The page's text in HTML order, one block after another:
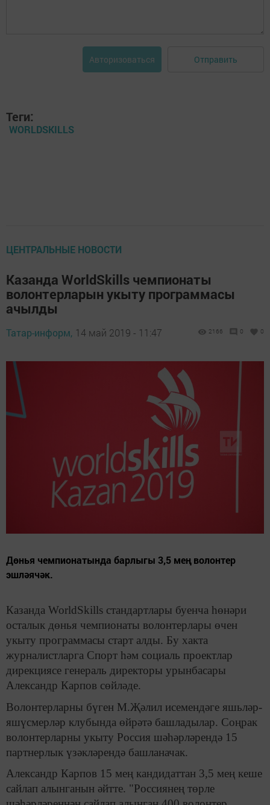
Авторизоваться Отправить
Теги:
WORLDSKILLS
ЦЕНТРАЛЬНЫЕ НОВОСТИ
Казанда WorldSkills чемпионаты
волонтерларын укыту программасы
ачылды
Татар-информ, 14 май 2019 - 11:47 2166 0 0
Дөнья чемпионатында барлыгы 3,5 мең волонтер
эшләячәк.
Казанда WorldSkills стандартлары буенча һөнәри
осталык дөнья чемпионаты волонтерлары өчен
укыту программасы старт алды. Бу хакта
журналистларга Спорт һәм социаль проектлар
дирекциясе генераль директоры урынбасары
Александр Карпов сөйләде.
Волонтерларны бүген М.Җәлил исемендәге яшьләр-
яшүсмерләр клубында өйрәтә башладылар. Соңрак
волонтерларны укыту Россия шәһәрләрендә 15
партнерлык үзәкләрендә башланачак.
Александр Карпов 15 мең кандидаттан 3,5 мең кеше
сайлап алынганын әйтте. "Россиянең төрле